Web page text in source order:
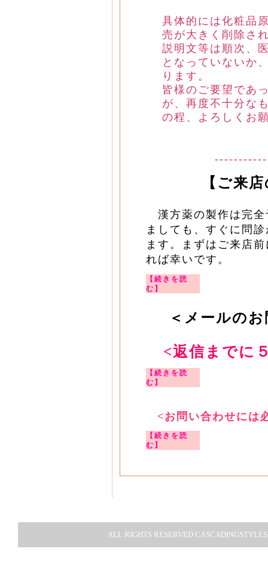
具体的には化粧品
売が大きく削除さ
説明文等は順次、
となっていないか
ります。
皆様のご要望であ
が、再度不十分な
の程、よろしくお
【ご来
漢方薬の製作は完全
ましても、すぐに問
ます。まずはご来店
れば幸いです。
【続きを読
む】
＜メールの
<返信までに
【続きを読
む】
<お問い合わせには
【続きを読
む】
ALL RIGHTS RESERVED